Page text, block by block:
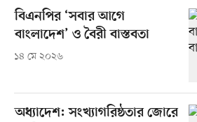
বিএনপির ‘সবার আগে
বাংলাদেশ’ ও বৈরী বাস্তবতা
১৪ মে ২০২৬
অধ্যাদেশ: সংখ্যাগরিষ্ঠতার জোরে